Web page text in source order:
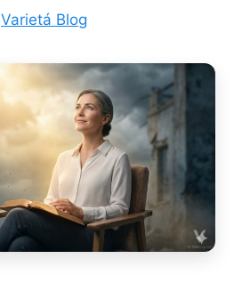
Varietá Blog